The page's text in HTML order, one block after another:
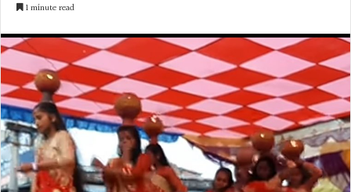
1 minute read